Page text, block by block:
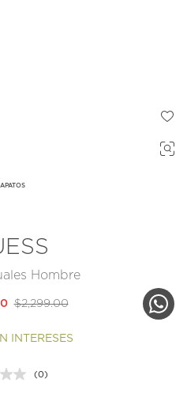
Hombre
$2,299.00
INTERESES
Sin
(0)